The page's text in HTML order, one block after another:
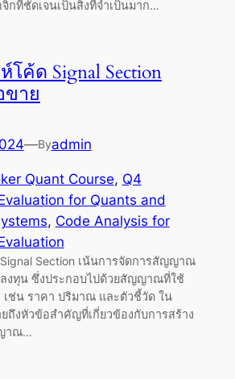
กที่ชัดเจนเป็นสิ่งที่จำเป็นมาก…
โค้ด Signal Section
าย
—Byadmin
Quant Course, Q4
for Quants and
, Code Analysis for
Section เน้นการจัดการสัญญาณ
งทุน ซึ่งประกอบไปด้วยสัญญาณที่ใช้
เช่น ราคา ปริมาณ และตัวชี้วัด ใน
ถึงหัวข้อสำคัญที่เกี่ยวข้องกับการสร้าง
าณ…